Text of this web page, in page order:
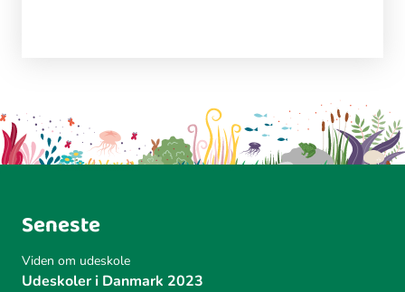
Seneste
Viden om udeskole
Udeskoler i Danmark 2023